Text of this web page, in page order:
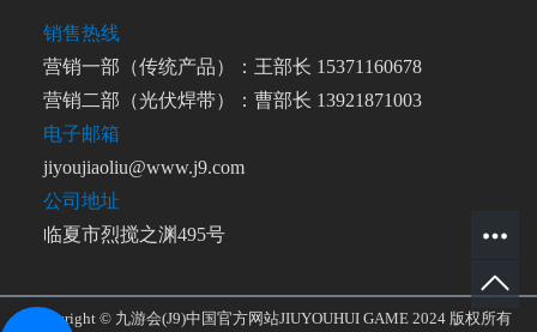
销售热线
营销一部（传统产品）：王部长 15371160678
营销二部（光伏焊带）：曹部长 13921871003
电子邮箱
jiyoujiaoliu@www.j9.com
公司地址
临夏市烈搅之渊495号
Copyright © 九游会(J9)中国官方网站JIUYOUHUI GAME 2024 版权所有